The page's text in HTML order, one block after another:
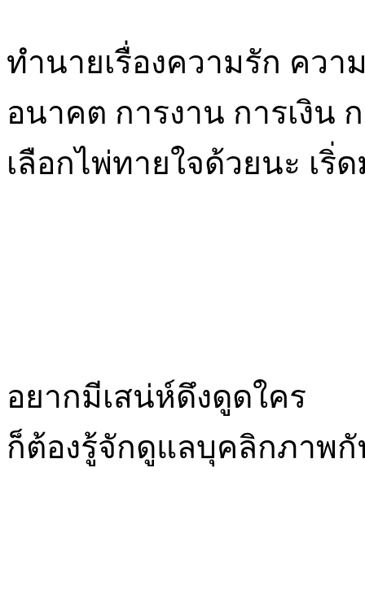
ทำนายเรื่องความรัก คว
อนาคต การงาน การเงิน
เลือกไพ่ทายใจด้วยนะ เริ่ด
อยากมีเสน่ห์ดึงดูดใคร
ก็ต้องรู้จักดูแลบุคลิกภาพ